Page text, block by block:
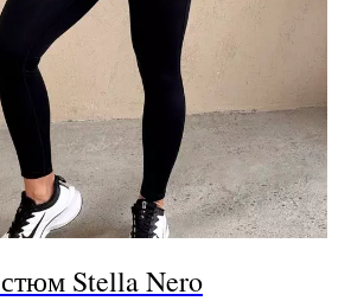
Stella Nero